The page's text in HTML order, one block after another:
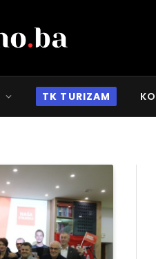
TK TURIZAM